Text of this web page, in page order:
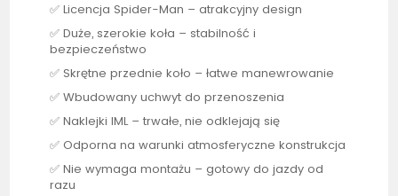
✅ Licencja Spider-Man – atrakcyjny design
✅ Duże, szerokie koła – stabilność i
bezpieczeństwo
✅ Skrętne przednie koło – łatwe manewrowanie
✅ Wbudowany uchwyt do przenoszenia
✅ Naklejki IML – trwałe, nie odklejają się
✅ Odporna na warunki atmosferyczne konstrukcja
✅ Nie wymaga montażu – gotowy do jazdy od
razu